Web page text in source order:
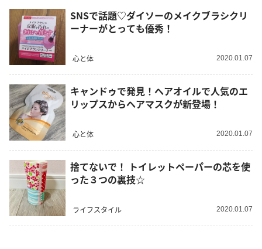
SNSで話題♡ダイソーのメイクブラシクリ
ーナーがとっても優秀！
心と体 2020.01.07
キャンドゥで発見！ヘアオイルで人気のエ
リップスからヘアマスクが新登場！
心と体 2020.01.07
捨てないで！ トイレットペーパーの芯を使
った３つの裏技☆
ライフスタイル 2020.01.07